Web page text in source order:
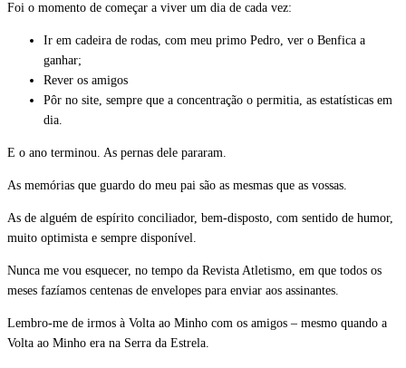
Foi o momento de começar a viver um dia de cada vez:
Ir em cadeira de rodas, com meu primo Pedro, ver o Benfica a
ganhar;
Rever os amigos
Pôr no site, sempre que a concentração o permitia, as estatísticas em
dia.
E o ano terminou. As pernas dele pararam.
As memórias que guardo do meu pai são as mesmas que as vossas.
As de alguém de espírito conciliador, bem-disposto, com sentido de humor,
muito optimista e sempre disponível.
Nunca me vou esquecer, no tempo da Revista Atletismo, em que todos os
meses fazíamos centenas de envelopes para enviar aos assinantes.
Lembro-me de irmos à Volta ao Minho com os amigos – mesmo quando a
Volta ao Minho era na Serra da Estrela.